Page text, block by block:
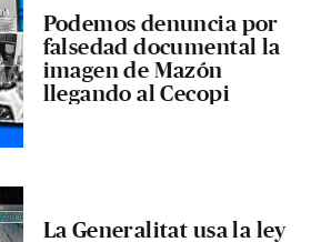
Podemos denuncia por
falsedad documental la
imagen de Mazón
llegando al Cecopi
La Generalitat usa la ley